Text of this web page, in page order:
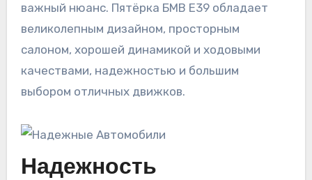
важный нюанс. Пятёрка БМВ Е39 обладает
великолепным дизайном, просторным
салоном, хорошей динамикой и ходовыми
качествами, надежностью и большим
выбором отличных движков.
Надежность